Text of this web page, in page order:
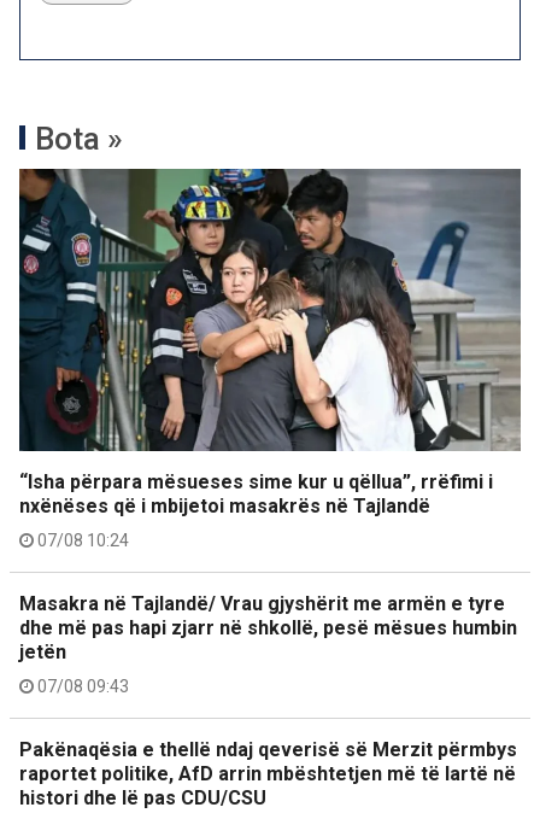
Bota »
“Isha përpara mësueses sime kur u qëllua”, rrëfimi i
nxënëses që i mbijetoi masakrës në Tajlandë
07/08 10:24
Masakra në Tajlandë/ Vrau gjyshërit me armën e tyre
dhe më pas hapi zjarr në shkollë, pesë mësues humbin
jetën
07/08 09:43
Pakënaqësia e thellë ndaj qeverisë së Merzit përmbys
raportet politike, AfD arrin mbështetjen më të lartë në
histori dhe lë pas CDU/CSU